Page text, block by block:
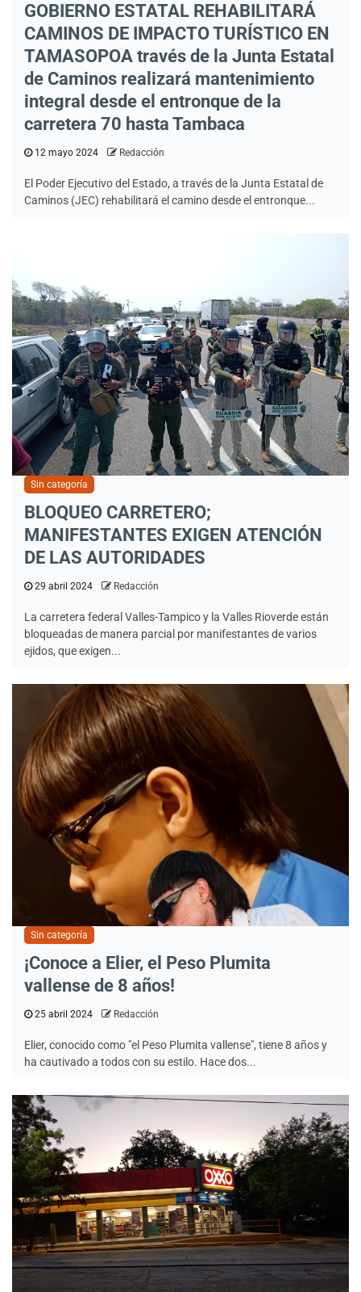
GOBIERNO ESTATAL REHABILITARÁ
CAMINOS DE IMPACTO TURÍSTICO EN
TAMASOPOA través de la Junta Estatal
de Caminos realizará mantenimiento
integral desde el entronque de la
carretera 70 hasta Tambaca
12 mayo 2024 Redacción
El Poder Ejecutivo del Estado, a través de la Junta Estatal de
Caminos (JEC) rehabilitará el camino desde el entronque...
Sin categoría
BLOQUEO CARRETERO;
MANIFESTANTES EXIGEN ATENCIÓN
DE LAS AUTORIDADES
29 abril 2024 Redacción
La carretera federal Valles-Tampico y la Valles Rioverde están
bloqueadas de manera parcial por manifestantes de varios
ejidos, que exigen...
Sin categoría
¡Conoce a Elier, el Peso Plumita
vallense de 8 años!
25 abril 2024 Redacción
Elier, conocido como "el Peso Plumita vallense", tiene 8 años y
ha cautivado a todos con su estilo. Hace dos...